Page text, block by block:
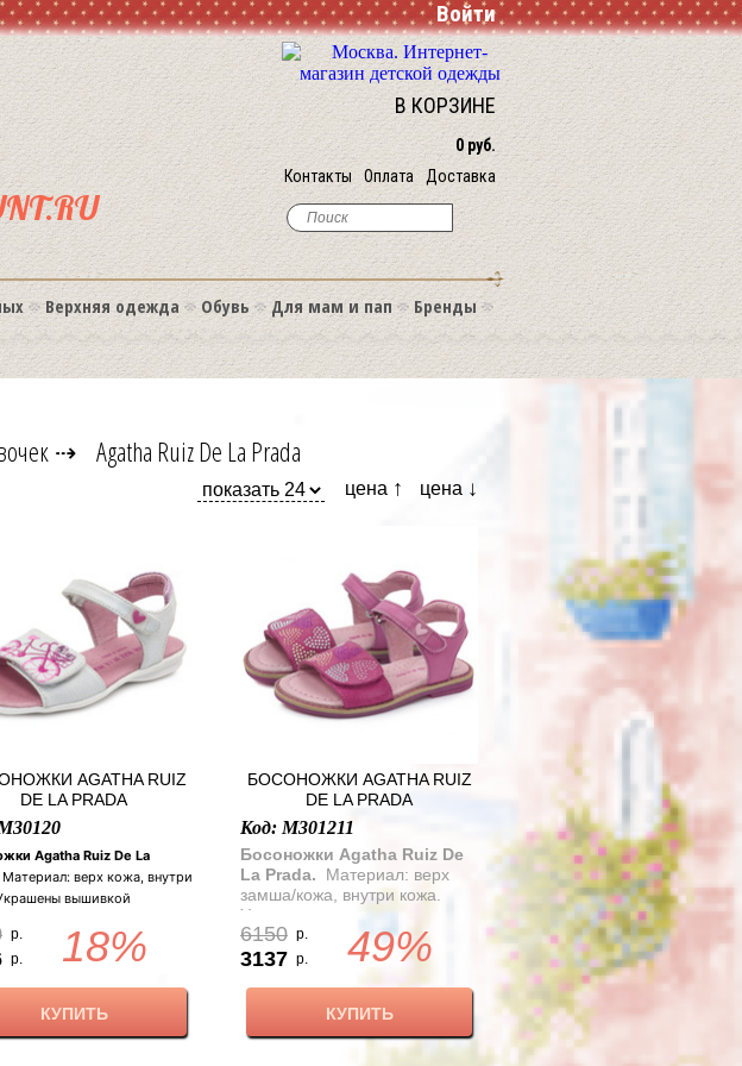
Войти
В КОРЗИНЕ
0 руб.
Доставка
Оплата
Контакты
Верхняя одежда Обувь Для мам и пап
Бренды
⇢ Agatha Ruiz De La Prada
цена ↑ цена ↓
AGATHA RUIZ
DE LA PRADA
Agatha Ruiz De La
Материал: верх кожа, внутри
вышивкой
Застежка
по полноте.
белого цвета.
стелька.Задник
р.
р. 18%
КУПИТЬ
БОСОНОЖКИ AGATHA RUIZ
DE LA PRADA
Код: M301211
Босоножки Agatha Ruiz De
La Prada.
Материал: верх
замша/кожа, внутри кожа.
Украшены разноцветными
стразами в форме сердечек.
Застежка
полноте. Подошва розового
цвета, окантована пробкой .
Ортопедическая
стелька.Задник имеет мягкий
6150 р.
3137 р. 49%
КУПИТЬ